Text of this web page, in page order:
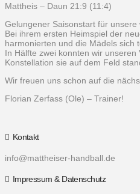
Mattheis – Daun 21:9 (11:4)
Gelungener Saisonstart für unsere
Bei ihrem ersten Heimspiel der
harmonierten und die Mädels sich
In Hälfte zwei konnten wir
Konstellation sie auf dem Feld
Wir freuen uns schon auf die
Florian Zerfass (Ole) – Trainer!
Kontakt
info@mattheiser-handball.de
Impressum & Datenschutz